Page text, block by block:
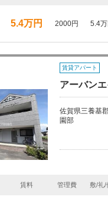
5.4万円 2000円 5.4
賃貸アパート
アーバンエ
佐賀県三養基
園部
賃料 管理費 敷/礼/